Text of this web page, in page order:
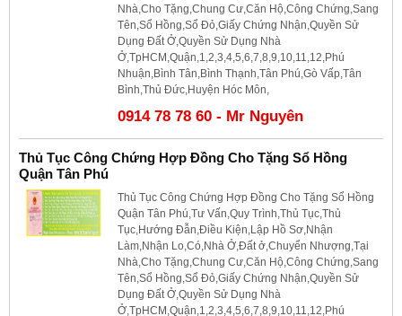
Nhà,Cho Tặng,Chung Cư,Căn Hộ,Công Chứng,Sang
Tên,Sổ Hồng,Sổ Đỏ,Giấy Chứng Nhận,Quyền Sử
Dụng Đất Ở,Quyền Sử Dụng Nhà
Ở,TpHCM,Quận,1,2,3,4,5,6,7,8,9,10,11,12,Phú
Nhuận,Bình Tân,Bình Thạnh,Tân Phú,Gò Vấp,Tân
Bình,Thủ Đức,Huyện Hóc Môn,
0914 78 78 60 - Mr Nguyên
Thủ Tục Công Chứng Hợp Đồng Cho Tặng Sổ Hồng
Quận Tân Phú
Thủ Tục Công Chứng Hợp Đồng Cho Tặng Sổ Hồng
Quận Tân Phú,Tư Vấn,Quy Trình,Thủ Tục,Thủ
Tục,Hướng Đẫn,Điều Kiện,Lập Hồ Sơ,Nhận
Làm,Nhận Lo,Có,Nhà Ở,Đất ở,Chuyển Nhượng,Tại
Nhà,Cho Tặng,Chung Cư,Căn Hộ,Công Chứng,Sang
Tên,Sổ Hồng,Sổ Đỏ,Giấy Chứng Nhận,Quyền Sử
Dụng Đất Ở,Quyền Sử Dụng Nhà
Ở,TpHCM,Quận,1,2,3,4,5,6,7,8,9,10,11,12,Phú